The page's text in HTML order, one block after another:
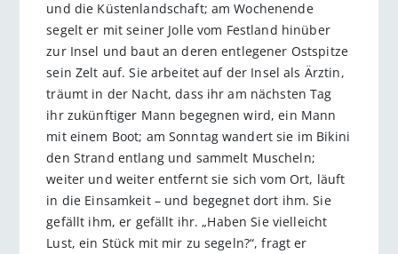
und die Küstenlandschaft; am Wochenende
segelt er mit seiner Jolle vom Festland hinüber
zur Insel und baut an deren entlegener Ostspitze
sein Zelt auf. Sie arbeitet auf der Insel als Ärztin,
träumt in der Nacht, dass ihr am nächsten Tag
ihr zukünftiger Mann begegnen wird, ein Mann
mit einem Boot; am Sonntag wandert sie im Bikini
den Strand entlang und sammelt Muscheln;
weiter und weiter entfernt sie sich vom Ort, läuft
in die Einsamkeit – und begegnet dort ihm. Sie
gefällt ihm, er gefällt ihr. „Haben Sie vielleicht
Lust, ein Stück mit mir zu segeln?“, fragt er